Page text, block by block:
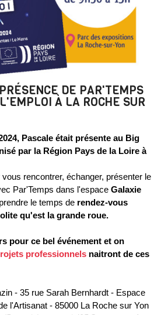
DE PAR'TEMPS
À LA ROCHE SUR
Pascale était présente au Big
par la Région Pays de la Loire à
rencontrer, échanger, présenter le
Par'Temps dans l'espace Galaxie
le temps de rendez-vous
qu'est la grande roue.
pour ce bel événement et on
professionnels naitront de ces
- 35 rue Sarah Bernhardt - Espace
l'Artisanat - 85000 La Roche sur Yon